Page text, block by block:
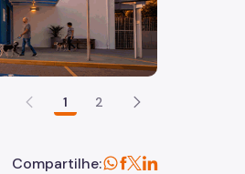
1 2
Compartilhe: